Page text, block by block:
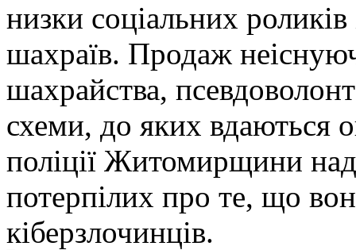
низки соціальних
шахраїв. Продаж
шахрайства,
схеми, до яких
поліції Житомирщини
потерпілих про те, що
кіберзлочинців.